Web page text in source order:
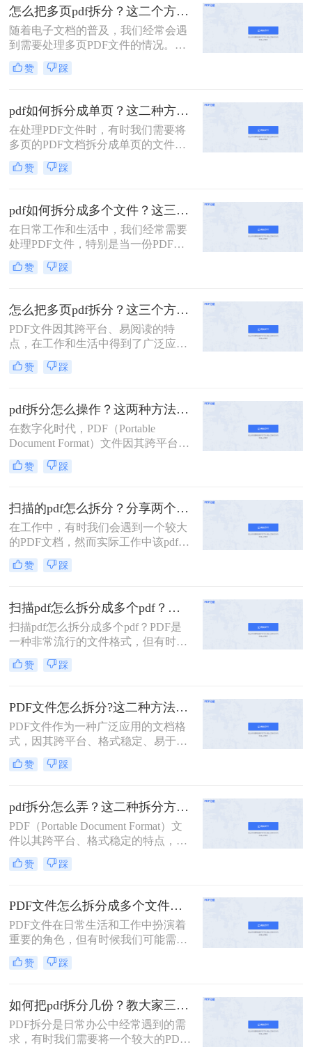
面，我将详细介绍怎么把一个大的pdf
拆分。
怎么把多页pdf拆分？这二个方法教你轻松拆分！
随着电子文档的普及，我们经常会遇
到需要处理多页PDF文件的情况。无
论是为了方便阅读或编辑，还是为了
分发文件，拆分PDF文件都是一个很
分呢？在本文中，我们将介绍一些简
单而有效的方法，帮助你快速拆分多
页PDF文件。
赞 踩
pdf如何拆分成单页？这二种方法可以有效解决你的问题！
在处理PDF文件时，有时我们需要将
多页的PDF文档拆分成单页的文件，
以便于单独查看、编辑或分享。那么
PDF如何拆分成单页呢？下面将详细
成单页文件。
赞 踩
pdf如何拆分成多个文件？这三种方法教你轻松拆分！
在日常工作和生活中，我们经常需要
处理PDF文件，特别是当一份PDF文
件内容过多，需要拆分成多个文件以
便分享、打印或存储时。本文将详细
用在线工具、专业软件以及操作系统
自带功能的方法。
赞 踩
怎么把多页pdf拆分？这三个方法教你轻松拆分！
PDF文件因其跨平台、易阅读的特
点，在工作和生活中得到了广泛应
用。然而，有时我们需要将多页的
PDF文件拆分成单独页面或多个部
么把多页pdf拆分呢？本文将介绍三种
拆分多页PDF文件的实用方法，帮助
您轻松应对各种拆分需求。
赞 踩
pdf拆分怎么操作？这两种方法简单好用！
在数字化时代，PDF（Portable
Document Format）文件因其跨平台兼
容性和内容稳定性而广受欢迎。然
而，有时我们需要对大型PDF文件进
分割成更小的单元，以便于管理、分
享或编辑。那么PDF拆分怎么操作
呢？本文将为您介绍几种常见的PDF
拆分方法，帮助您轻松完成这项任
务。
赞 踩
扫描的pdf怎么拆分？分享两个实用拆分的方法！
在工作中，有时我们会遇到一个较大
的PDF文档，然而实际工作中该pdf文
档的内容是分模块处理的。这时我们
就可以使用PDF拆分功能，将整个
文档，方便工作中文档的传输处理和
重要内容的查找。下面我们就将介绍
扫描的pdf怎么拆分方法，希望能给读
者的工作带来方便。
赞 踩
扫描pdf怎么拆分成多个pdf？这三种PDF拆分方法轻松搞定！
扫描pdf怎么拆分成多个pdf？PDF是
一种非常流行的文件格式，但有时候
我们需要将一个大的PDF文件拆分成
多个小的文件，以便于管理和分享。
赞 踩
PDF文件怎么拆分?这二种方法教你轻松拆分!
PDF文件作为一种广泛应用的文档格
式，因其跨平台、格式稳定、易于打
印等优点，在办公、学习等领域得到
了广泛的使用。然而，有时我们可能
地管理和使用其中的内容。那么PDF
文件怎么拆分呢？本文将详细介绍
PDF文件拆分的方法和步骤，帮助读
者轻松实现PDF文件的拆分操作。
赞 踩
pdf拆分怎么弄？这二种拆分方法看看！
PDF（Portable Document Format）文
件以其跨平台、格式稳定的特点，在
办公、学习等领域得到了广泛应用。
然而，有时我们需要对PDF文件进行
内容。本文将详细介绍pdf拆分怎么弄
的方法，帮助读者轻松完成这一操
作。
赞 踩
PDF文件怎么拆分成多个文件？看看这三种拆分方法！
PDF文件在日常生活和工作中扮演着
重要的角色，但有时候我们可能需要
将一个较大的PDF文件拆分成多个小
文件，以便更好地管理和使用。那么
面将介绍三种实用的方法，帮助你轻
松实现PDF文件的拆分。
赞 踩
如何把pdf拆分几份？教大家三种方法！
PDF拆分是日常办公中经常遇到的需
求，有时我们需要将一个较大的PDF